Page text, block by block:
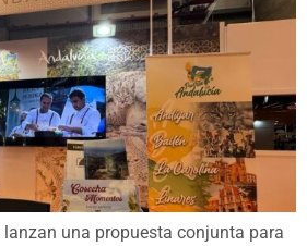
una propuesta conjunta para